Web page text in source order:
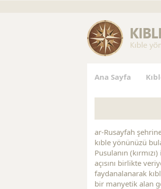
Ana Sayfa
ar-Rusayfah
kıble yönünüzü
Pusulanın
açısını birlikte
faydanalanarak
bir manyetik alan